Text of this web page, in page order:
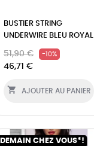
BUSTIER STRING
UNDERWIRE BLEU ROYAL
51,90 € -10%
46,71 €
 AJOUTER AU PANIER
DEMAIN CHEZ VOUS*!